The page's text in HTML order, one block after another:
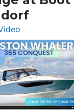
:
Luxury
Yacht
Tour:
Sunseeker
Ocean
156,